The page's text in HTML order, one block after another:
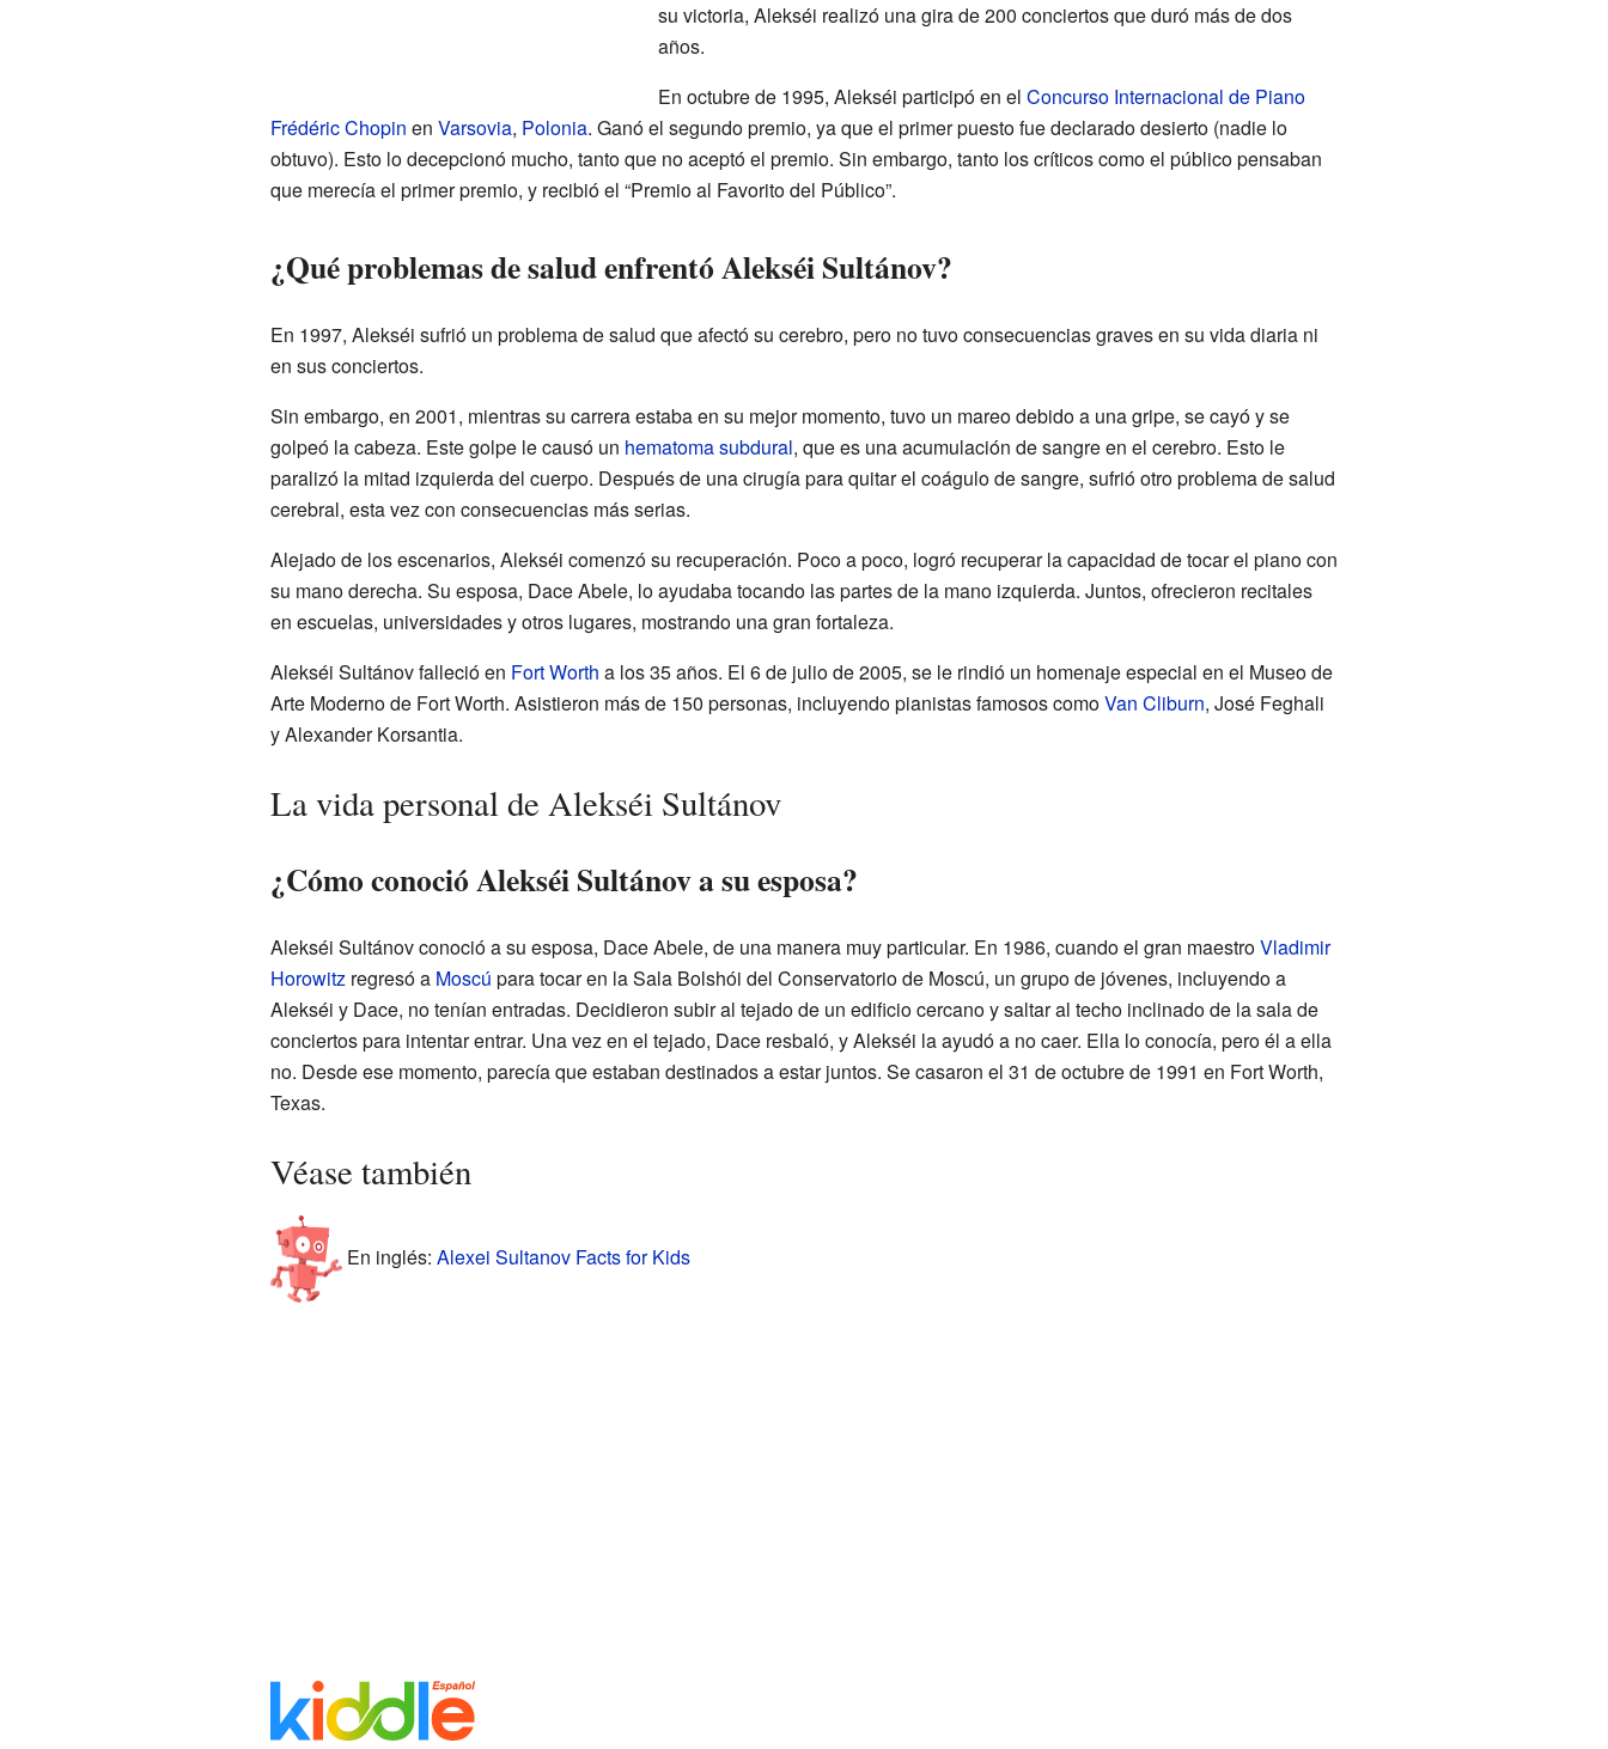
su victoria, Alekséi realizó una gira de 200 conciertos que duró más de dos
años.
En octubre de 1995, Alekséi participó en el Concurso Internacional de Piano
Frédéric Chopin en Varsovia, Polonia. Ganó el segundo premio, ya que el primer puesto fue declarado desierto (nadie lo
obtuvo). Esto lo decepcionó mucho, tanto que no aceptó el premio. Sin embargo, tanto los críticos como el público pensaban
que merecía el primer premio, y recibió el “Premio al Favorito del Público”.
¿Qué problemas de salud enfrentó Alekséi Sultánov?
En 1997, Alekséi sufrió un problema de salud que afectó su cerebro, pero no tuvo consecuencias graves en su vida diaria ni
en sus conciertos.
Sin embargo, en 2001, mientras su carrera estaba en su mejor momento, tuvo un mareo debido a una gripe, se cayó y se
golpeó la cabeza. Este golpe le causó un hematoma subdural, que es una acumulación de sangre en el cerebro. Esto le
paralizó la mitad izquierda del cuerpo. Después de una cirugía para quitar el coágulo de sangre, sufrió otro problema de salud
cerebral, esta vez con consecuencias más serias.
Alejado de los escenarios, Alekséi comenzó su recuperación. Poco a poco, logró recuperar la capacidad de tocar el piano con
su mano derecha. Su esposa, Dace Abele, lo ayudaba tocando las partes de la mano izquierda. Juntos, ofrecieron recitales
en escuelas, universidades y otros lugares, mostrando una gran fortaleza.
Alekséi Sultánov falleció en Fort Worth a los 35 años. El 6 de julio de 2005, se le rindió un homenaje especial en el Museo de
Arte Moderno de Fort Worth. Asistieron más de 150 personas, incluyendo pianistas famosos comoVan Cliburn, José Feghali
y Alexander Korsantia.
La vida personal de Alekséi Sultánov
¿Cómo conoció Alekséi Sultánov a su esposa?
Alekséi Sultánov conoció a su esposa, Dace Abele, de una manera muy particular. En 1986, cuando el gran maestroVladimir
Horowitzregresó a Moscú para tocar en la Sala Bolshói del Conservatorio de Moscú, un grupo de jóvenes, incluyendo a
Alekséi y Dace, no tenían entradas. Decidieron subir al tejado de un edificio cercano y saltar al techo inclinado de la sala de
conciertos para intentar entrar. Una vez en el tejado, Dace resbaló, y Alekséi la ayudó a no caer. Ella lo conocía, pero él a ella
no. Desde ese momento, parecía que estaban destinados a estar juntos. Se casaron el 31 de octubre de 1991 en Fort Worth,
Texas.
Véase también
En inglés: Alexei Sultanov Facts for Kids